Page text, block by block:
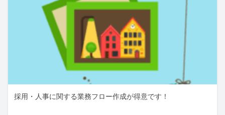
採用・人事に関する業務フロー作成が得意です！